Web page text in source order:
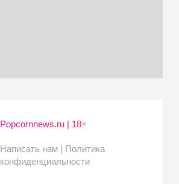
Popcornnews.ru | 18+
Написать нам | Политика
конфиденциальности